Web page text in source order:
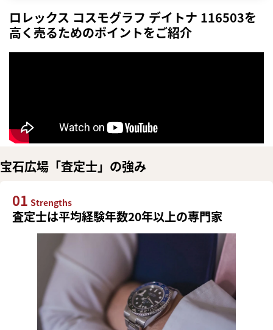
ロレックス コスモグラフ デイトナ 116503を
高く売るためのポイントをご紹介
宝石広場「査定士」の強み
01 Strengths
査定士は平均経験年数20年以上の専門家